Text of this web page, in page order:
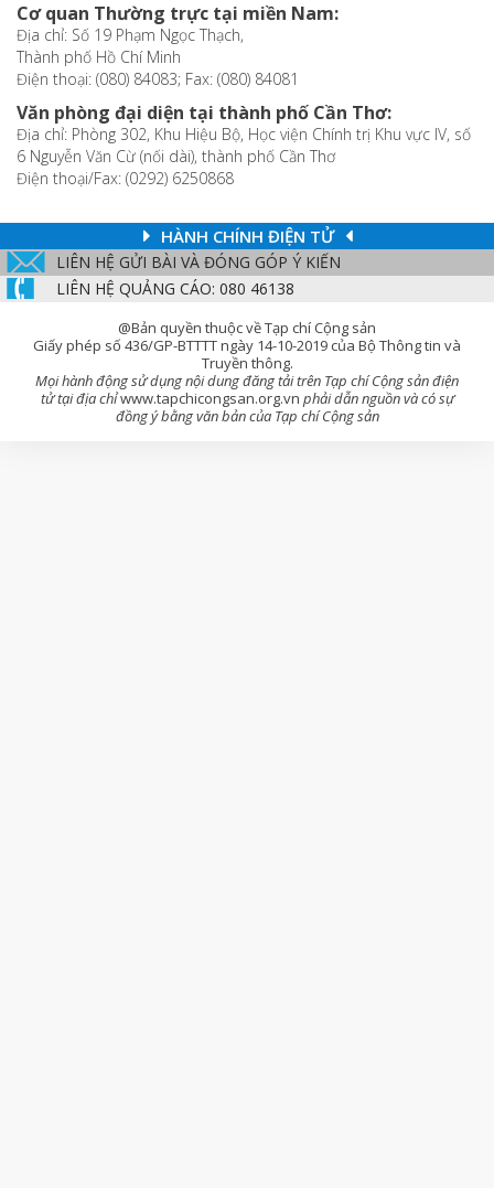
Cơ quan Thường trực tại miền Nam:
Địa chỉ: Số 19 Phạm Ngọc Thạch,
Thành phố Hồ Chí Minh
Điện thoại: (080) 84083; Fax: (080) 84081
Văn phòng đại diện tại thành phố Cần Thơ:
Địa chỉ: Phòng 302, Khu Hiệu Bộ, Học viện Chính trị Khu vực IV, số
6 Nguyễn Văn Cừ (nối dài), thành phố Cần Thơ
Điện thoại/Fax: (0292) 6250868
HÀNH CHÍNH ĐIỆN TỬ
LIÊN HỆ GỬI BÀI VÀ ĐÓNG GÓP Ý KIẾN
LIÊN HỆ QUẢNG CÁO: 080 46138
@Bản quyền thuộc về Tạp chí Cộng sản
Giấy phép số 436/GP-BTTTT ngày 14-10-2019 của Bộ Thông tin và
Truyền thông.
Mọi hành động sử dụng nội dung đăng tải trên Tạp chí Cộng sản điện
tử tại địa chỉwww.tapchicongsan.org.vn phải dẫn nguồn và có sự
đồng ý bằng văn bản của Tạp chí Cộng sản